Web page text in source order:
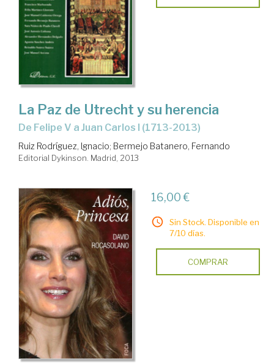
La Paz de Utrecht y su herencia
de Felipe V a Juan Carlos I (1713-2013)
Ruiz Rodríguez, Ignacio; Bermejo Batanero, Fernando
Editorial Dykinson. Madrid, 2013
16,00 €
Sin Stock. Disponible en
7/10 días.
COMPRAR